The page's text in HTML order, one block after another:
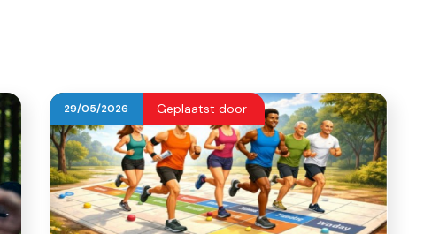
29/05/2026 Geplaatst door